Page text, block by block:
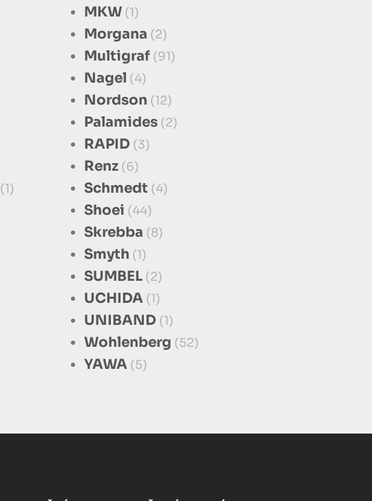
(1)
MKW (1)
Morgana (2)
Multigraf (91)
Nagel (4)
Nordson (12)
Palamides (2)
RAPID (3)
Renz (6)
Schmedt (4)
Shoei (44)
Skrebba (8)
Smyth (1)
SUMBEL (2)
UCHIDA (1)
UNIBAND (1)
Wohlenberg (52)
YAWA (5)